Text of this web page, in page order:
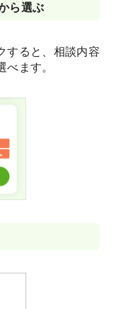
ら選ぶ
すると、相談内容
ます。